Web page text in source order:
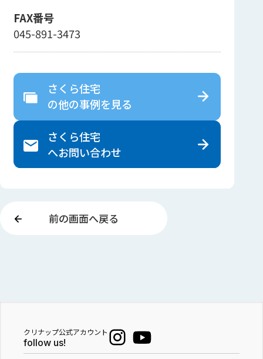
FAX番号
045-891-3473
さくら住宅
の他の事例を見る
さくら住宅
へお問い合わせ
前の画面へ戻る
クリナップ公式アカウント
follow us!